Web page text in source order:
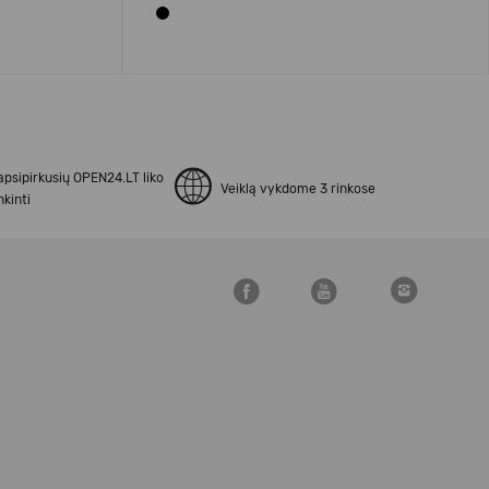
OPEN24.LT liko
Veiklą vykdome 3 rinkose